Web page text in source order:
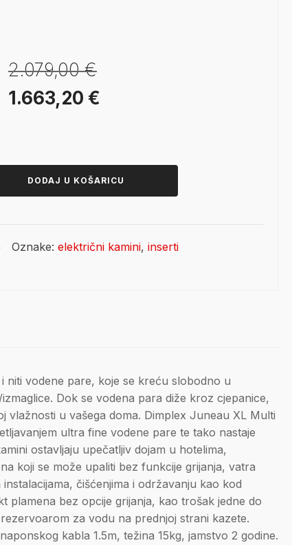
2.079,00€
Izvorna
1.663,20 €
1.663,20 €.
DODAJ U KOŠARICU
Oznake: električni kamini, inserti
niti vodene pare, koje se kreću slobodno u
Dok se vodena para diže kroz cjepanice,
vlažnosti u vašega doma. Dimplex Juneau XL Multi
ultra fine vodene pare te tako nastaje
ostavljaju upečatljiv dojam u hotelima,
koji se može upaliti bez funkcije grijanja, vatra
čišćenjima i održavanju kao kod
plamena bez opcije grijanja, kao trošak jedne do
za vodu na prednjoj strani kazete.
kabla 1.5m, težina 15kg, jamstvo 2 godine.